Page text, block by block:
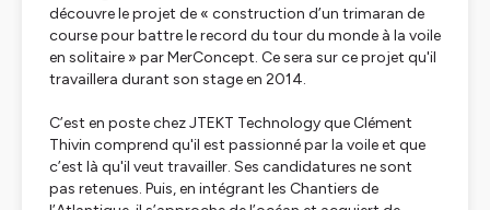
découvre le projet de « construction d’un trimaran de
course pour battre le record du tour du monde à la voile
en solitaire » par MerConcept. Ce sera sur ce projet qu'il
travaillera durant son stage en 2014.
C’est en poste chez JTEKT Technology que Clément
Thivin comprend qu'il est passionné par la voile et que
c’est là qu'il veut travailler. Ses candidatures ne sont
pas retenues. Puis, en intégrant les Chantiers de